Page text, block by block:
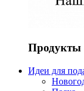
Продукты
Идеи для